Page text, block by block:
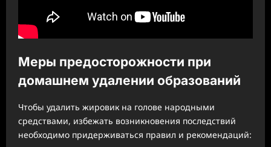
Меры предосторожности при
домашнем удалении образований
Чтобы удалить жировик на голове народными
средствами, избежать возникновения последствий
необходимо придерживаться правил и рекомендаций: